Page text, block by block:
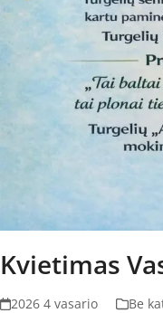
Kvietimas
2026 4 vasario Be